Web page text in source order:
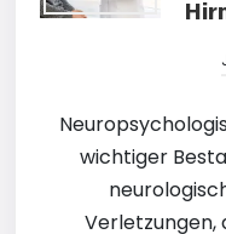
wichtiger
Verletzungen,